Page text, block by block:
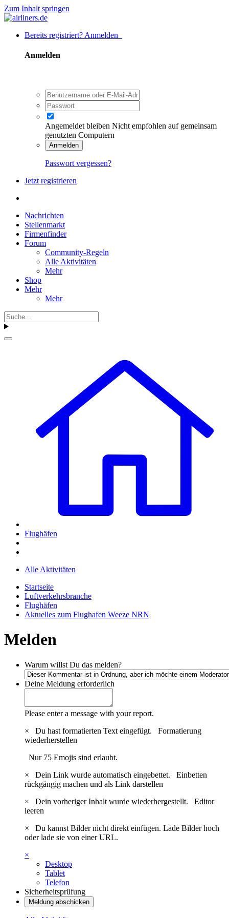
Zum Inhalt springen
Bereits registriert? Anmelden
Anmelden
Angemeldet bleiben Nicht empfohlen auf gemeinsam
genutzten Computern
Anmelden
Passwort vergessen?
Jetzt registrieren
Nachrichten
Stellenmarkt
Firmenfinder
Forum
Community-Regeln
Alle Aktivitäten
Mehr
Shop
Mehr
Mehr
Flughäfen
Alle Aktivitäten
Startseite
Luftverkehrsbranche
Flughäfen
Aktuelles zum Flughafen Weeze NRN
Melden
Warum willst Du das melden?
Deine Meldung erforderlich
Please enter a message with your report.
×
Du hast formatierten Text eingefügt. Formatierung
wiederherstellen
Nur 75 Emojis sind erlaubt.
×
Dein Link wurde automatisch eingebettet. Einbetten
rückgängig machen und als Link darstellen
×
Dein vorheriger Inhalt wurde wiederhergestellt. Editor
leeren
×
Du kannst Bilder nicht direkt einfügen. Lade Bilder hoch
oder lade sie von einer URL.
×
Desktop
Tablet
Telefon
Sicherheitsprüfung
Meldung abschicken